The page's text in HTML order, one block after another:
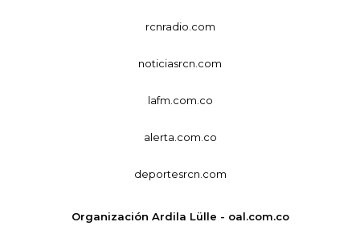
rcnradio.com
noticiasrcn.com
lafm.com.co
alerta.com.co
deportesrcn.com
Organización Ardila Lülle - oal.com.co